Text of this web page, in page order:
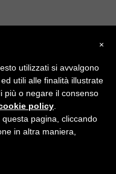
l'esperienza
utilizzo.
×
utilizzati si avvalgono
utili alle finalità illustrate
più o negare il consenso
policy
pagina, cliccando
in altra maniera,